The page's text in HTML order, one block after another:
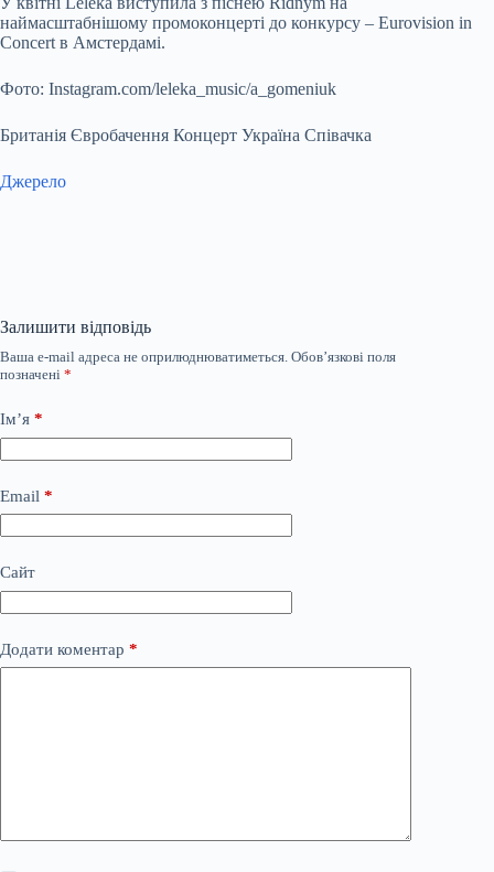
наймасштабнішому промоконцерті до конкурсу – Eurovision in
Concert в Амстердамі.
Фото: Іnstagram.com/leleka_music/a_gomeniuk
Британія Євробачення Концерт Україна Співачка
Джерело
Залишити відповідь
Ваша e-mail адреса не оприлюднюватиметься. Обов’язкові поля
позначені *
Ім’я *
Email *
Сайт
Додати коментар *